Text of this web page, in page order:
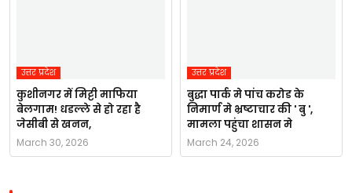
उत्तर प्रदेश
कुशीनगर में मिट्टी माफिया
बेलगाम! धडल्ले से हो रहा है
जेसीबी से खनन,
March 30, 2026
उत्तर प्रदेश
बुद्धा पार्क मे पांच करोड के
निमार्ण मे भ्रष्टाचार की ' बु ',
मामला पहुंचा शासन मे
March 24, 2026